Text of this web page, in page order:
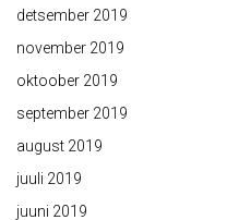
detsember 2019
november 2019
oktoober 2019
september 2019
august 2019
juuli 2019
juuni 2019